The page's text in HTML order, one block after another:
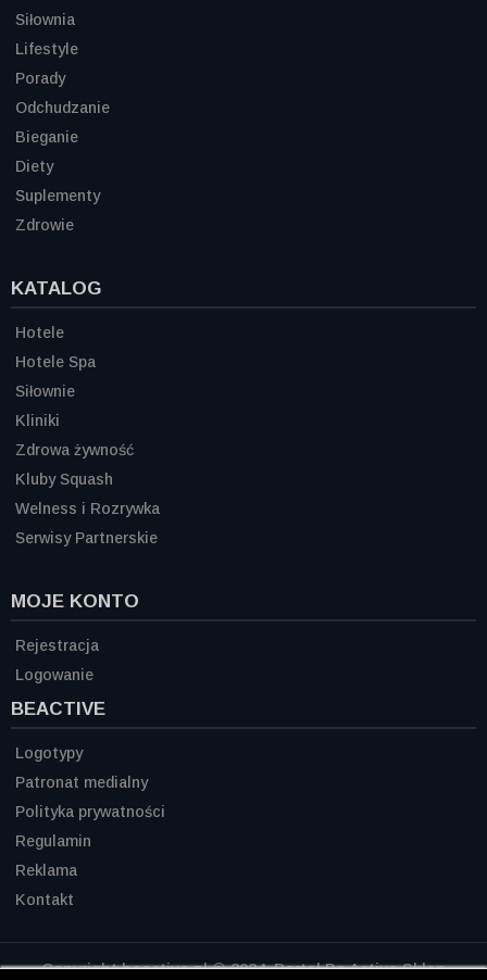
Siłownia
Lifestyle
Porady
Odchudzanie
Bieganie
Diety
Suplementy
Zdrowie
KATALOG
Hotele
Hotele Spa
Siłownie
Kliniki
Zdrowa żywność
Kluby Squash
Welness i Rozrywka
Serwisy Partnerskie
MOJE KONTO
Rejestracja
Logowanie
BEACTIVE
Logotypy
Patronat medialny
Polityka prywatności
Regulamin
Reklama
Kontakt
Copyright beactive.pl © 2024. Portal Be Active Sklep